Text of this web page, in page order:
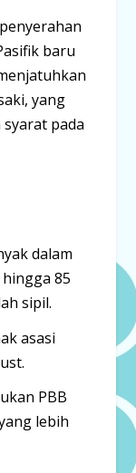
baru
yang
pada
dalam
85
sipil.
asasi
PBB
lebih